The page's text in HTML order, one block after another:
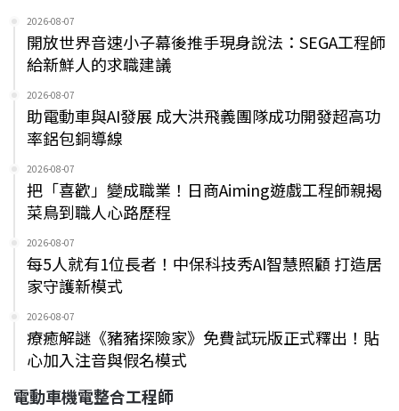
2026-08-07
開放世界音速小子幕後推手現身說法：SEGA工程師
給新鮮人的求職建議
2026-08-07
助電動車與AI發展 成大洪飛義團隊成功開發超高功
率鋁包銅導線
2026-08-07
把「喜歡」變成職業！日商Aiming遊戲工程師親揭
菜鳥到職人心路歷程
2026-08-07
每5人就有1位長者！中保科技秀AI智慧照顧 打造居
家守護新模式
2026-08-07
療癒解謎《豬豬探險家》免費試玩版正式釋出！貼
心加入注音與假名模式
電動車機電整合工程師